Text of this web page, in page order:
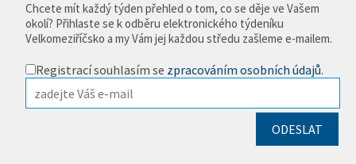
Chcete mít každý týden přehled o tom, co se děje ve Vašem
okolí? Přihlaste se k odběru elektronického týdeníku
Velkomeziříčsko a my Vám jej každou středu zašleme e-mailem.
Registrací souhlasím se zpracováním osobních údajů.